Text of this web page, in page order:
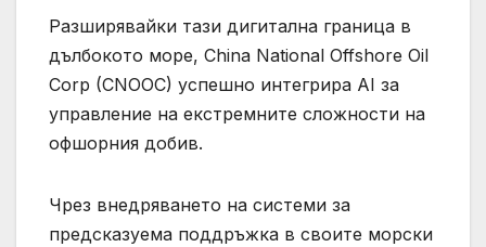
Разширявайки тази дигитална граница в
дълбокото море, China National Offshore Oil
Corp (CNOOC) успешно интегрира AI за
управление на екстремните сложности на
офшорния добив.
Чрез внедряването на системи за
предсказуема поддръжка в своите морски